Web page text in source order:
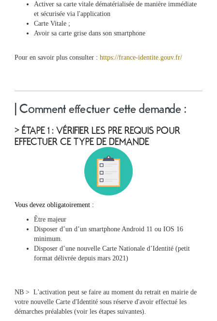
Infos
Travaux/Voirie
Circulation
Activer sa carte vitale dématérialisée de manière immédiate
et sécurisée via l'application
Carte Vitale ;
Avoir sa carte grise dans son smartphone
Pour en savoir plus consulter : https://france-identite.gouv.fr/
| Comment effectuer cette demande :
> ÉTAPE 1 : VÉRIFIER LES PRE REQUIS POUR
EFFECTUER CE TYPE DE DEMANDE
Vous devez obligatoirement :
Être majeur
Disposer d’un d’un smartphone Android 11 ou IOS 16
minimum.
Disposer d’une nouvelle Carte Nationale d’Identité (petit
format délivrée depuis mars 2021)
NB > L'activation peut se faire au moment du retrait en mairie de
votre nouvelle Carte d'Identité sous réserve d'avoir effectué les
démarches préalables (voir les étapes suivantes).